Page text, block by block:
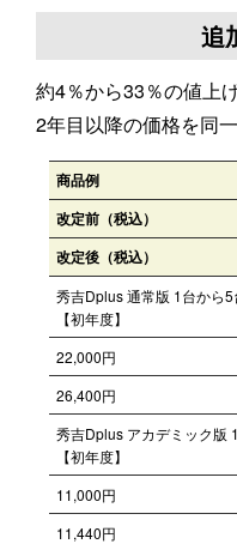
追
約4％から33％の値上
2年目以降の価格を同
商品例
改定前（税込）
改定後（税込）
秀吉Dplus 通常版 1台から5
【初年度】
22,000円
26,400円
秀吉Dplus アカデミック版
【初年度】
11,000円
11,440円